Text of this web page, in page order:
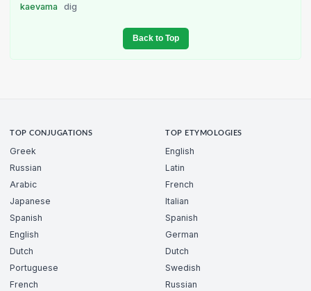
kaevama
dig
Back to Top
TOP CONJUGATIONS
Greek
Russian
Arabic
Japanese
Spanish
English
Dutch
Portuguese
French
TOP ETYMOLOGIES
English
Latin
French
Italian
Spanish
German
Dutch
Swedish
Russian